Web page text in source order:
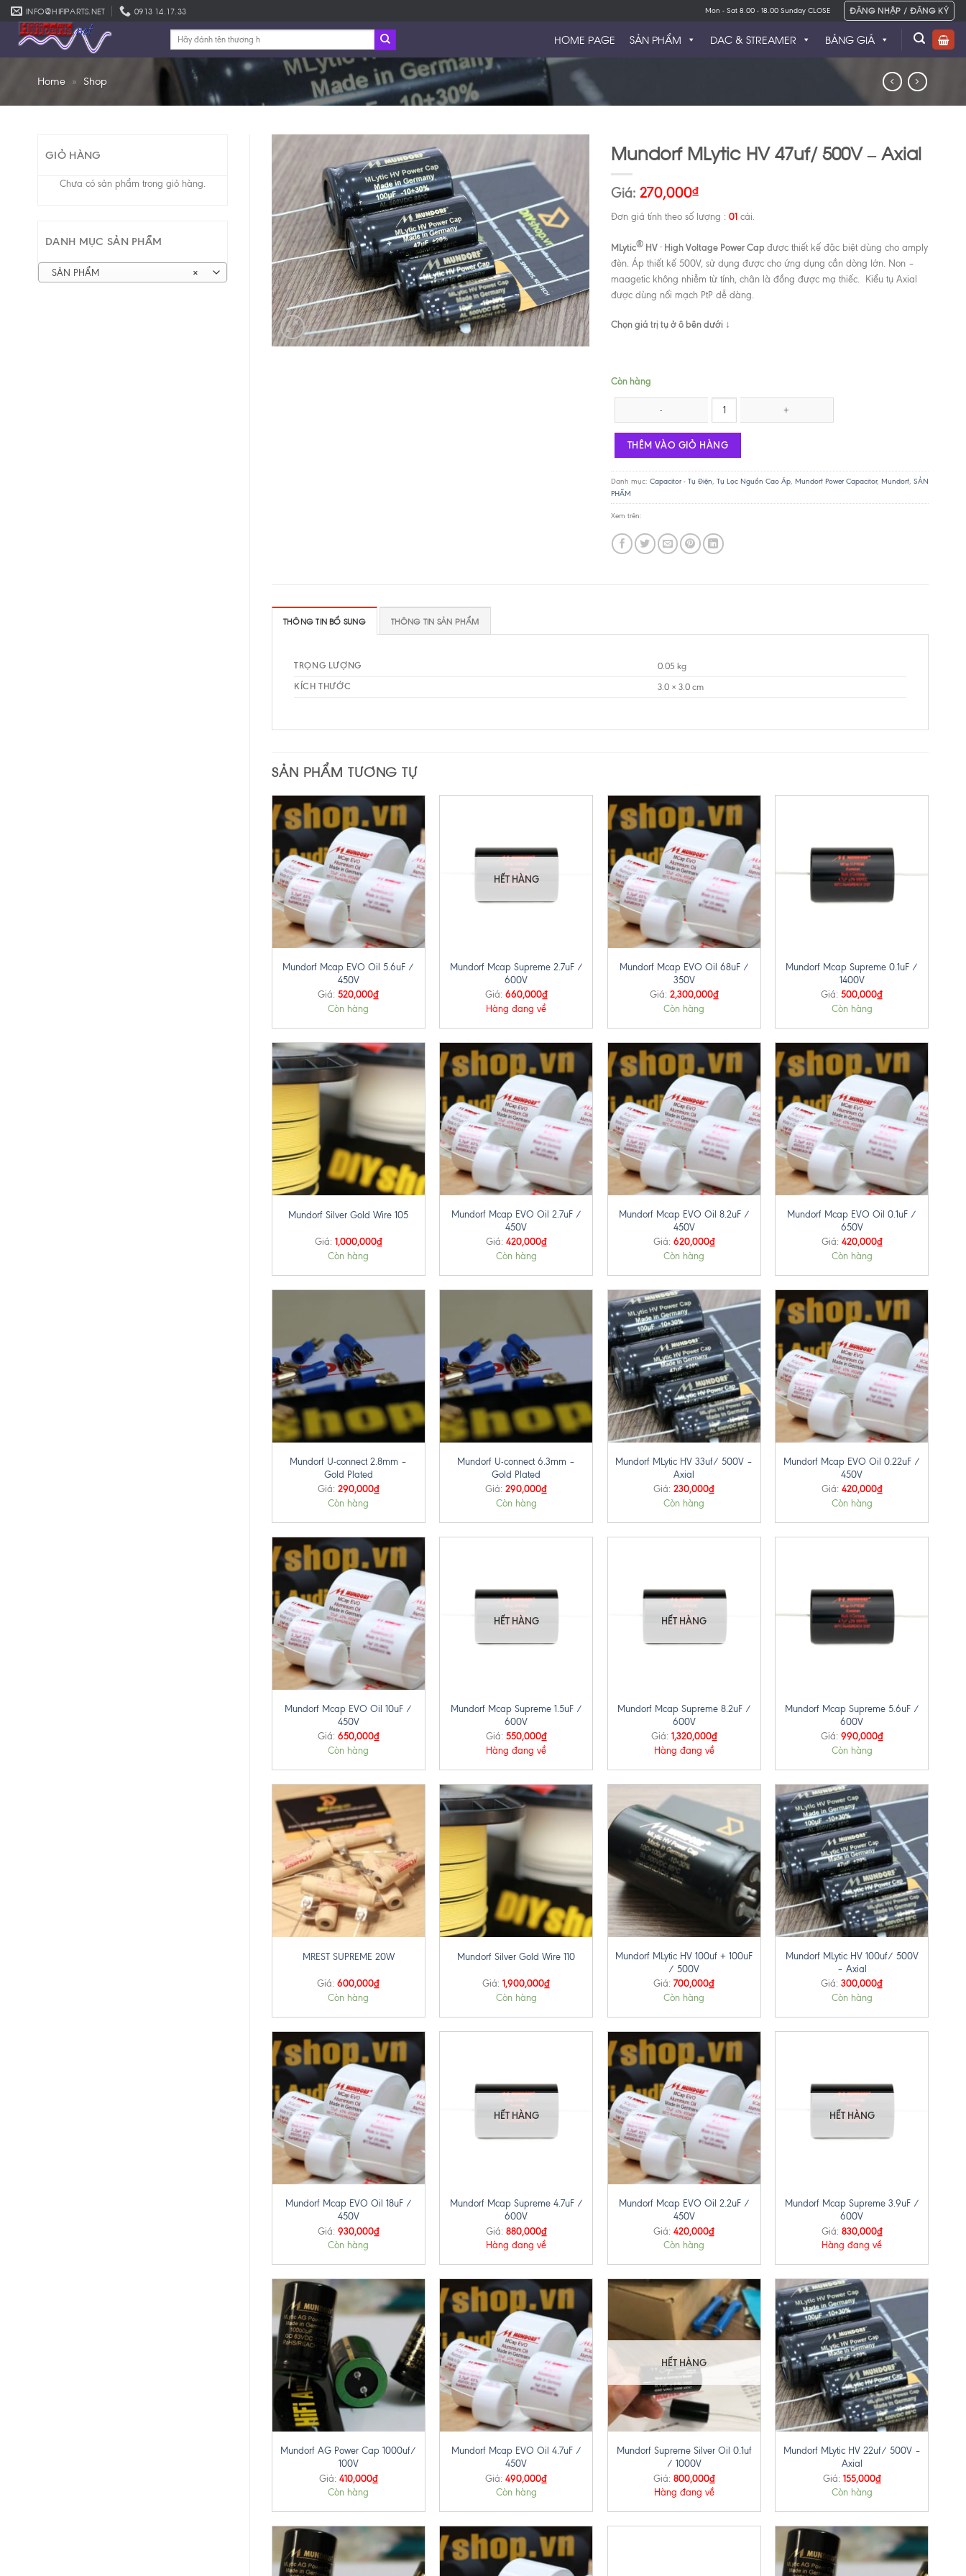
Skip
to
content
INFO@HIFIPARTS.NET 0913 14.17.33 Mon - Sat 8.00 - 18.00 Sunday CLOSE ĐĂNG NHẬP / ĐĂNG KÝ
Tìm
HOME PAGE SẢN PHẨM BẢNG GIÁ
DAC & STREAMER
Home » Shop
GIỎ HÀNG
Chưa có sản phẩm trong giỏ hàng.
DANH MỤC SẢN PHẨM
×
SẢN PHẨM
Mundorf MLytic HV 47uf/ 500V – Axial
Giá: 270,000₫
Đơn giá tính theo số lượng : 01 cái.
MLytic® HV · High Voltage Power Cap được thiết kế đặc biệt dùng cho amply
đèn. Áp thiết kế 500V, sử dụng được cho ứng dụng cần dòng lớn. Non –
maagetic không nhiễm từ tính, chân là đồng được mạ thiếc. Kiểu tụ Axial
được dùng nối mạch PtP dễ dàng.
Chọn giá trị tụ ở ô bên dưới ↓
Còn hàng
Mundorf MLytic HV 47uf/ 500V - Axial số lượng
THÊM VÀO GIỎ HÀNG
Danh mục: Capacitor - Tụ Điện, Tụ Lọc Nguồn Cao Áp, Mundorf Power Capacitor, Mundorf, SẢN
PHẨM
Xem trên:
THÔNG TIN BỔ SUNG THÔNG TIN SẢN PHẨM
TRỌNG LƯỢNG
0.05 kg
KÍCH THƯỚC
3.0 × 3.0 cm
SẢN PHẨM TƯƠNG TỰ
+
Mundorf Mcap EVO Oil 5.6uF /
450V
Giá: 520,000₫
Còn hàng
HẾT HÀNG
Mundorf Mcap Supreme 2.7uF /
600V
Giá: 660,000₫
Hàng đang về
+
Mundorf Mcap EVO Oil 68uF /
350V
Giá: 2,300,000₫
Còn hàng
Mundorf Mcap Supreme 0.1uF /
1400V
Giá: 500,000₫
Còn hàng
+
Mundorf Silver Gold Wire 105
Giá: 1,000,000₫
Còn hàng
+
Mundorf Mcap EVO Oil 2.7uF /
450V
Giá: 420,000₫
Còn hàng
+
Mundorf Mcap EVO Oil 8.2uF /
450V
Giá: 620,000₫
Còn hàng
+
Mundorf Mcap EVO Oil 0.1uF /
650V
Giá: 420,000₫
Còn hàng
+
Mundorf U-connect 2.8mm –
Gold Plated
Giá: 290,000₫
Còn hàng
+
Mundorf U-connect 6.3mm –
Gold Plated
Giá: 290,000₫
Còn hàng
+
Mundorf MLytic HV 33uf/ 500V –
Axial
Giá: 230,000₫
Còn hàng
+
Mundorf Mcap EVO Oil 0.22uF /
450V
Giá: 420,000₫
Còn hàng
+
Mundorf Mcap EVO Oil 10uF /
450V
Giá: 650,000₫
Còn hàng
HẾT HÀNG
Mundorf Mcap Supreme 1.5uF /
600V
Giá: 550,000₫
Hàng đang về
HẾT HÀNG
Mundorf Mcap Supreme 8.2uF /
600V
Giá: 1,320,000₫
Hàng đang về
Mundorf Mcap Supreme 5.6uF /
600V
Giá: 990,000₫
Còn hàng
MREST SUPREME 20W
Giá: 600,000₫
Còn hàng
+
Mundorf Silver Gold Wire 110
Giá: 1,900,000₫
Còn hàng
+
Mundorf MLytic HV 100uf + 100uF
/ 500V
Giá: 700,000₫
Còn hàng
+
Mundorf MLytic HV 100uf/ 500V
– Axial
Giá: 300,000₫
Còn hàng
+
Mundorf Mcap EVO Oil 18uF /
450V
Giá: 930,000₫
Còn hàng
HẾT HÀNG
Mundorf Mcap Supreme 4.7uF /
600V
Giá: 880,000₫
Hàng đang về
+
Mundorf Mcap EVO Oil 2.2uF /
450V
Giá: 420,000₫
Còn hàng
HẾT HÀNG
Mundorf Mcap Supreme 3.9uF /
600V
Giá: 830,000₫
Hàng đang về
Mundorf AG Power Cap 1000uf/
100V
Giá: 410,000₫
Còn hàng
+
Mundorf Mcap EVO Oil 4.7uF /
450V
Giá: 490,000₫
Còn hàng
HẾT HÀNG
Mundorf Supreme Silver Oil 0.1uf
/ 1000V
Giá: 800,000₫
Hàng đang về
+
Mundorf MLytic HV 22uf/ 500V –
Axial
Giá: 155,000₫
Còn hàng